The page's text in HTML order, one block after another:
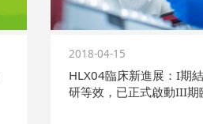
2018-04-15
HLX04臨床新進展：I期
研等效，已正式啟動III期